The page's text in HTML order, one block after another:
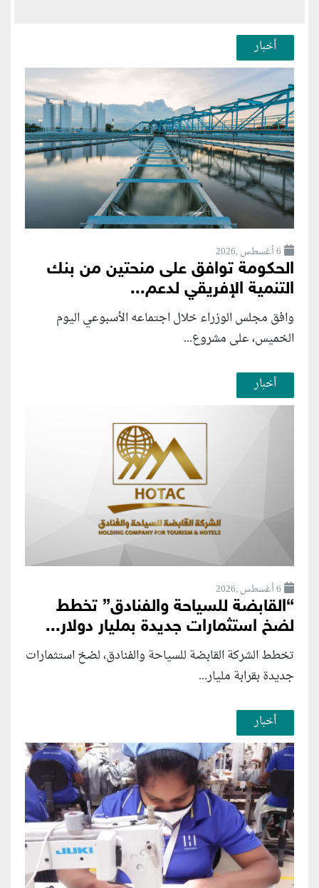
أخبار
6 أغسطس ,2026
الحكومة توافق على منحتين من بنك
التنمية الإفريقي لدعم...
وافق مجلس الوزراء خلال اجتماعه الأسبوعي اليوم
الخميس، على مشروع...
أخبار
6 أغسطس ,2026
“القابضة للسياحة والفنادق” تخطط
لضخ استثمارات جديدة بمليار دولار...
تخطط الشركة القابضة للسياحة والفنادق، لضخ استثمارات
جديدة بقرابة مليار...
أخبار